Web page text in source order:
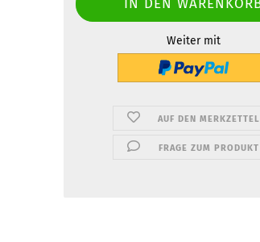
Weiter mit
AUF DEN MERKZETTEL
FRAGE ZUM PRODUKT